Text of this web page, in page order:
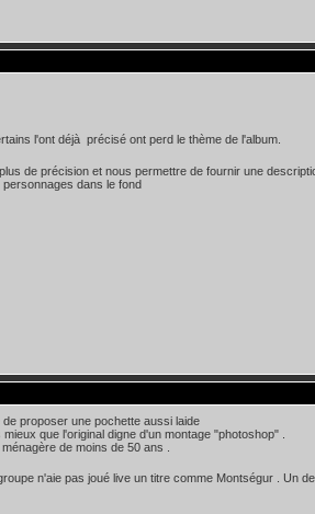
l'ont déjà précisé ont perd le thème de l'album.
de précision et nous permettre de fournir une
dans le fond
proposer une pochette aussi laide
que l'original digne d'un montage "photoshop" .
de moins de 50 ans .
n'aie pas joué live un titre comme Montségur . Un